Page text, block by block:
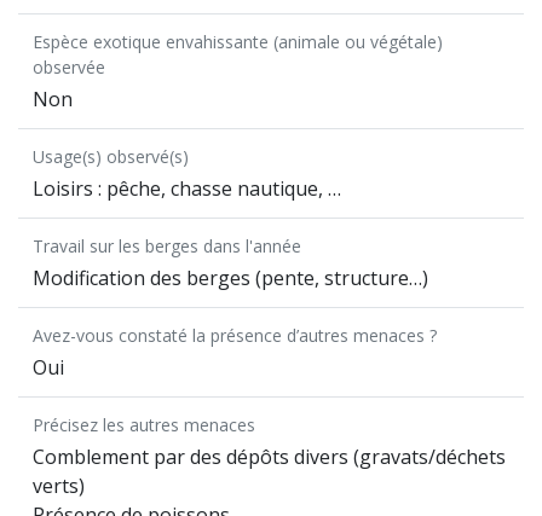
Espèce exotique envahissante (animale ou végétale)
observée
Non
Usage(s) observé(s)
Loisirs : pêche, chasse nautique, …
Travail sur les berges dans l'année
Modification des berges (pente, structure…)
Avez-vous constaté la présence d’autres menaces ?
Oui
Précisez les autres menaces
Comblement par des dépôts divers (gravats/déchets
verts)